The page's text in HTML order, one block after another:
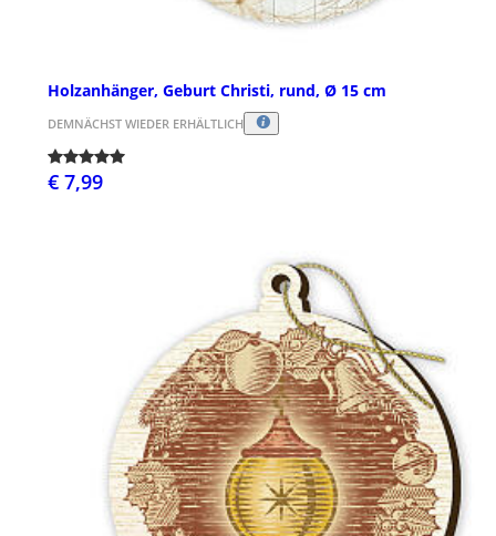
Holzanhänger, Geburt Christi, rund, Ø 15 cm
DEMNÄCHST WIEDER ERHÄLTLICH
€ 7,99